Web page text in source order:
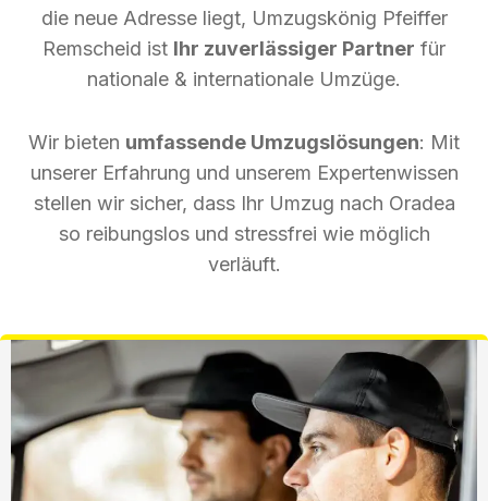
die neue Adresse liegt, Umzugskönig Pfeiffer
Remscheid ist Ihr zuverlässiger Partner für
nationale & internationale Umzüge.
Wir bieten umfassende Umzugslösungen: Mit
unserer Erfahrung und unserem Expertenwissen
stellen wir sicher, dass Ihr Umzug nach Oradea
so reibungslos und stressfrei wie möglich
verläuft.